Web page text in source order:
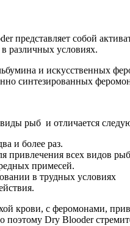
представляет собой
различных условиях.
и искусственных
синтезированных
виды рыб и отличается
и более раз.
привлечения всех видов
примесей.
в трудных условиях
крови, с феромонами,
поэтому Dry Blooder